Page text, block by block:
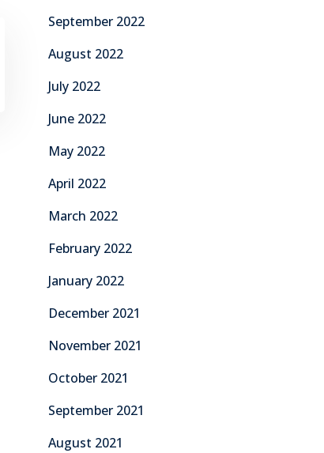
September 2022
August 2022
July 2022
June 2022
May 2022
April 2022
March 2022
February 2022
January 2022
December 2021
November 2021
October 2021
September 2021
August 2021